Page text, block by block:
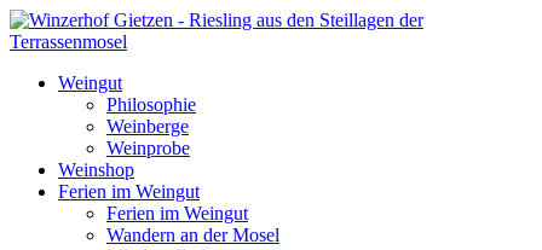
Weingut
Philosophie
Weinberge
Weinprobe
Weinshop
Ferien im Weingut
Ferien im Weingut
Wandern an der Mosel